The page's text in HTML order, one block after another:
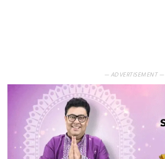
— ADVERTISEMENT —